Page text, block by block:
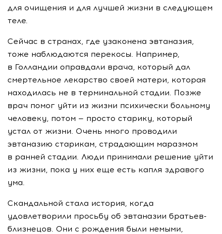
для очищения и для лучшей жизни в следующем
теле.
Сейчас в странах, где узаконена эвтаназия,
тоже наблюдаются перекосы. Например,
в Голландии оправдали врача, который дал
смертельное лекарство своей матери, которая
находилась не в терминальной стадии. Позже
врач помог уйти из жизни психически больному
человеку, потом — просто старику, который
устал от жизни. Очень много проводили
эвтаназию старикам, страдающим маразмом
в ранней стадии. Люди принимали решение уйти
из жизни, пока у них еще есть капля здравого
ума.
Скандальной стала история, когда
удовлетворили просьбу об эвтаназии братьев-
близнецов. Они с рождения были немыми,